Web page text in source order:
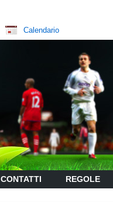
Calendario
CONTATTI REGOLE